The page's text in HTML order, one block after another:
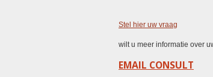
Stel hier uw vraag
wilt u meer informatie over
EMAIL CONSULT